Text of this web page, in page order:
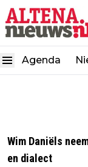
Agenda
Wim Daniëls
en dialect